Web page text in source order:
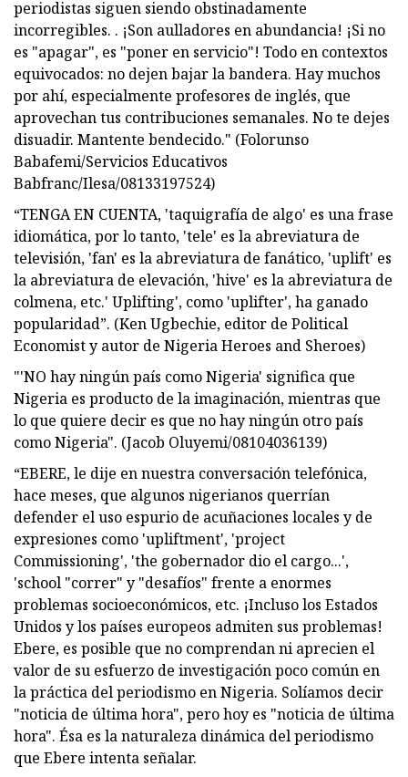
periodistas siguen siendo obstinadamente
incorregibles. . ¡Son aulladores en abundancia! ¡Si no
es "apagar", es "poner en servicio"! Todo en contextos
equivocados: no dejen bajar la bandera. Hay muchos
por ahí, especialmente profesores de inglés, que
aprovechan tus contribuciones semanales. No te dejes
disuadir. Mantente bendecido." (Folorunso
Babafemi/Servicios Educativos
Babfranc/Ilesa/08133197524)
“TENGA EN CUENTA, 'taquigrafía de algo' es una frase
idiomática, por lo tanto, 'tele' es la abreviatura de
televisión, 'fan' es la abreviatura de fanático, 'uplift' es
la abreviatura de elevación, 'hive' es la abreviatura de
colmena, etc.' Uplifting', como 'uplifter', ha ganado
popularidad”. (Ken Ugbechie, editor de Political
Economist y autor de Nigeria Heroes and Sheroes)
"'NO hay ningún país como Nigeria' significa que
Nigeria es producto de la imaginación, mientras que
lo que quiere decir es que no hay ningún otro país
como Nigeria". (Jacob Oluyemi/08104036139)
“EBERE, le dije en nuestra conversación telefónica,
hace meses, que algunos nigerianos querrían
defender el uso espurio de acuñaciones locales y de
expresiones como 'upliftment', 'project
Commissioning', 'the gobernador dio el cargo...',
'school "correr" y "desafíos" frente a enormes
problemas socioeconómicos, etc. ¡Incluso los Estados
Unidos y los países europeos admiten sus problemas!
Ebere, es posible que no comprendan ni aprecien el
valor de su esfuerzo de investigación poco común en
la práctica del periodismo en Nigeria. Solíamos decir
"noticia de última hora", pero hoy es "noticia de última
hora". Ésa es la naturaleza dinámica del periodismo
que Ebere intenta señalar.